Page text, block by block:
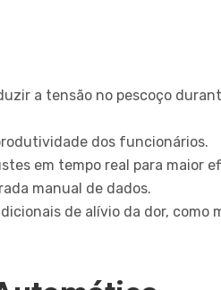
a tensão no pescoço
dos funcionários.
em tempo real para maior
manual de dados.
de alívio da dor, como